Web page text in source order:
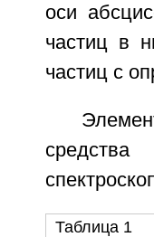
оси
частиц в
частиц с
Таблица 1